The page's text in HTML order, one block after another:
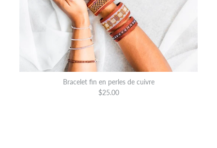
Bracelet fin en perles de cuivre
$25.00